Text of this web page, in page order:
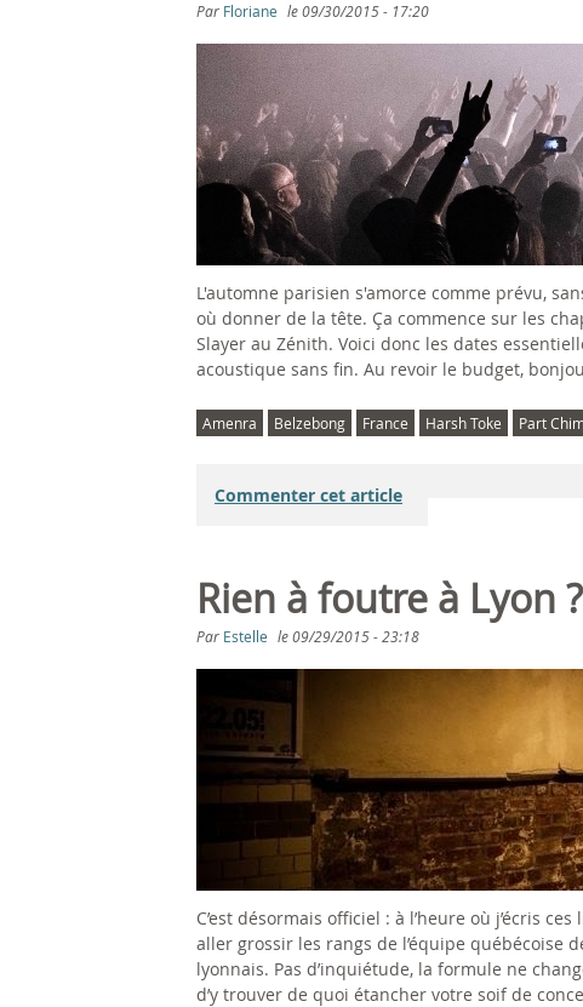
Par Floriane le09/30/2015 - 17:20
L'automne parisien s'amorce comme prévu,
où donner de la tête. Ça commence sur les
Slayer au Zénith. Voici donc les dates
acoustique sans fin. Au revoir le budget,
Amenra Belzebong France Harsh Toke Part
Commenter cet article
Rien à foutre à Lyon
Par Estelle le09/29/2015 - 23:18
C’est désormais officiel : à l’heure où j’écris
aller grossir les rangs de l’équipe québécoise
lyonnais. Pas d’inquiétude, la formule ne
d’y trouver de quoi étancher votre soif de